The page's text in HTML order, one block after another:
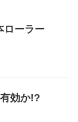
ローラー
効か!?